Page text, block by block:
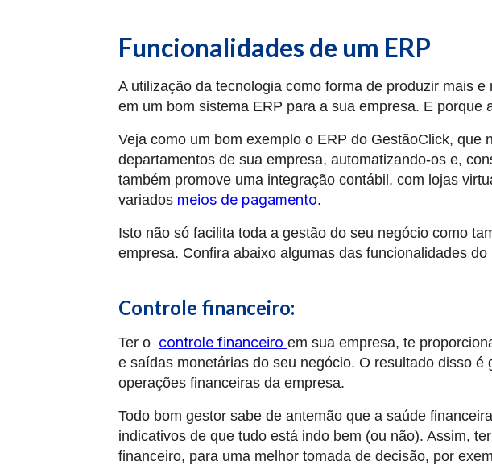
Funcionalidades de um ERP
A utilização da tecnologia como forma de produzir mais
em um bom sistema ERP para a sua empresa. E porque
Veja como um bom exemplo o ERP do GestãoClick, que
departamentos de sua empresa, automatizando-os e,
também promove uma integração contábil, com lojas
variados meios de pagamento.
Isto não só facilita toda a gestão do seu negócio como
empresa. Confira abaixo algumas das funcionalidades
Controle financeiro:
Ter o controle financeiro em sua empresa, te
e saídas monetárias do seu negócio. O resultado disso
operações financeiras da empresa.
Todo bom gestor sabe de antemão que a saúde
indicativos de que tudo está indo bem (ou não). Assim,
financeiro, para uma melhor tomada de decisão, por